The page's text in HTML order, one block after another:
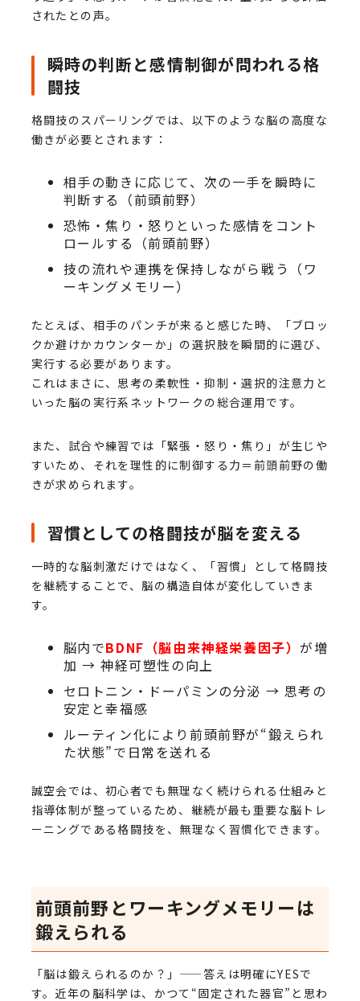
されたとの声。
瞬時の判断と感情制御が問われる格
闘技
格闘技のスパーリングでは、以下のような脳の高度な
働きが必要とされます：
相手の動きに応じて、次の一手を瞬時に
判断する（前頭前野）
恐怖・焦り・怒りといった感情をコント
ロールする（前頭前野）
技の流れや連携を保持しながら戦う（ワ
ーキングメモリー）
たとえば、相手のパンチが来ると感じた時、「ブロッ
クか避けかカウンターか」の選択肢を瞬間的に選び、
実行する必要があります。
これはまさに、思考の柔軟性・抑制・選択的注意力と
いった脳の実行系ネットワークの総合運用です。
また、試合や練習では「緊張・怒り・焦り」が生じや
すいため、それを理性的に制御する力＝前頭前野の働
きが求められます。
習慣としての格闘技が脳を変える
一時的な脳刺激だけではなく、「習慣」として格闘技
を継続することで、脳の構造自体が変化していきま
す。
脳内でBDNF（脳由来神経栄養因子）が増
加 → 神経可塑性の向上
セロトニン・ドーパミンの分泌 → 思考の
安定と幸福感
ルーティン化により前頭前野が“鍛えられ
た状態”で日常を送れる
誠空会では、初心者でも無理なく続けられる仕組みと
指導体制が整っているため、継続が最も重要な脳トレ
ーニングである格闘技を、無理なく習慣化できます。
前頭前野とワーキングメモリーは
鍛えられる
「脳は鍛えられるのか？」——答えは明確にYESで
す。近年の脳科学は、かつて“固定された器官”と思わ